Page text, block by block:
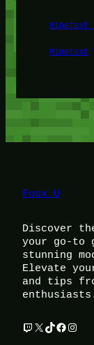
Minetest
Minetest
Foox U
Discover
your go-to
stunning
Elevate
and tips
Twitch X TikTok Facebook Instagram